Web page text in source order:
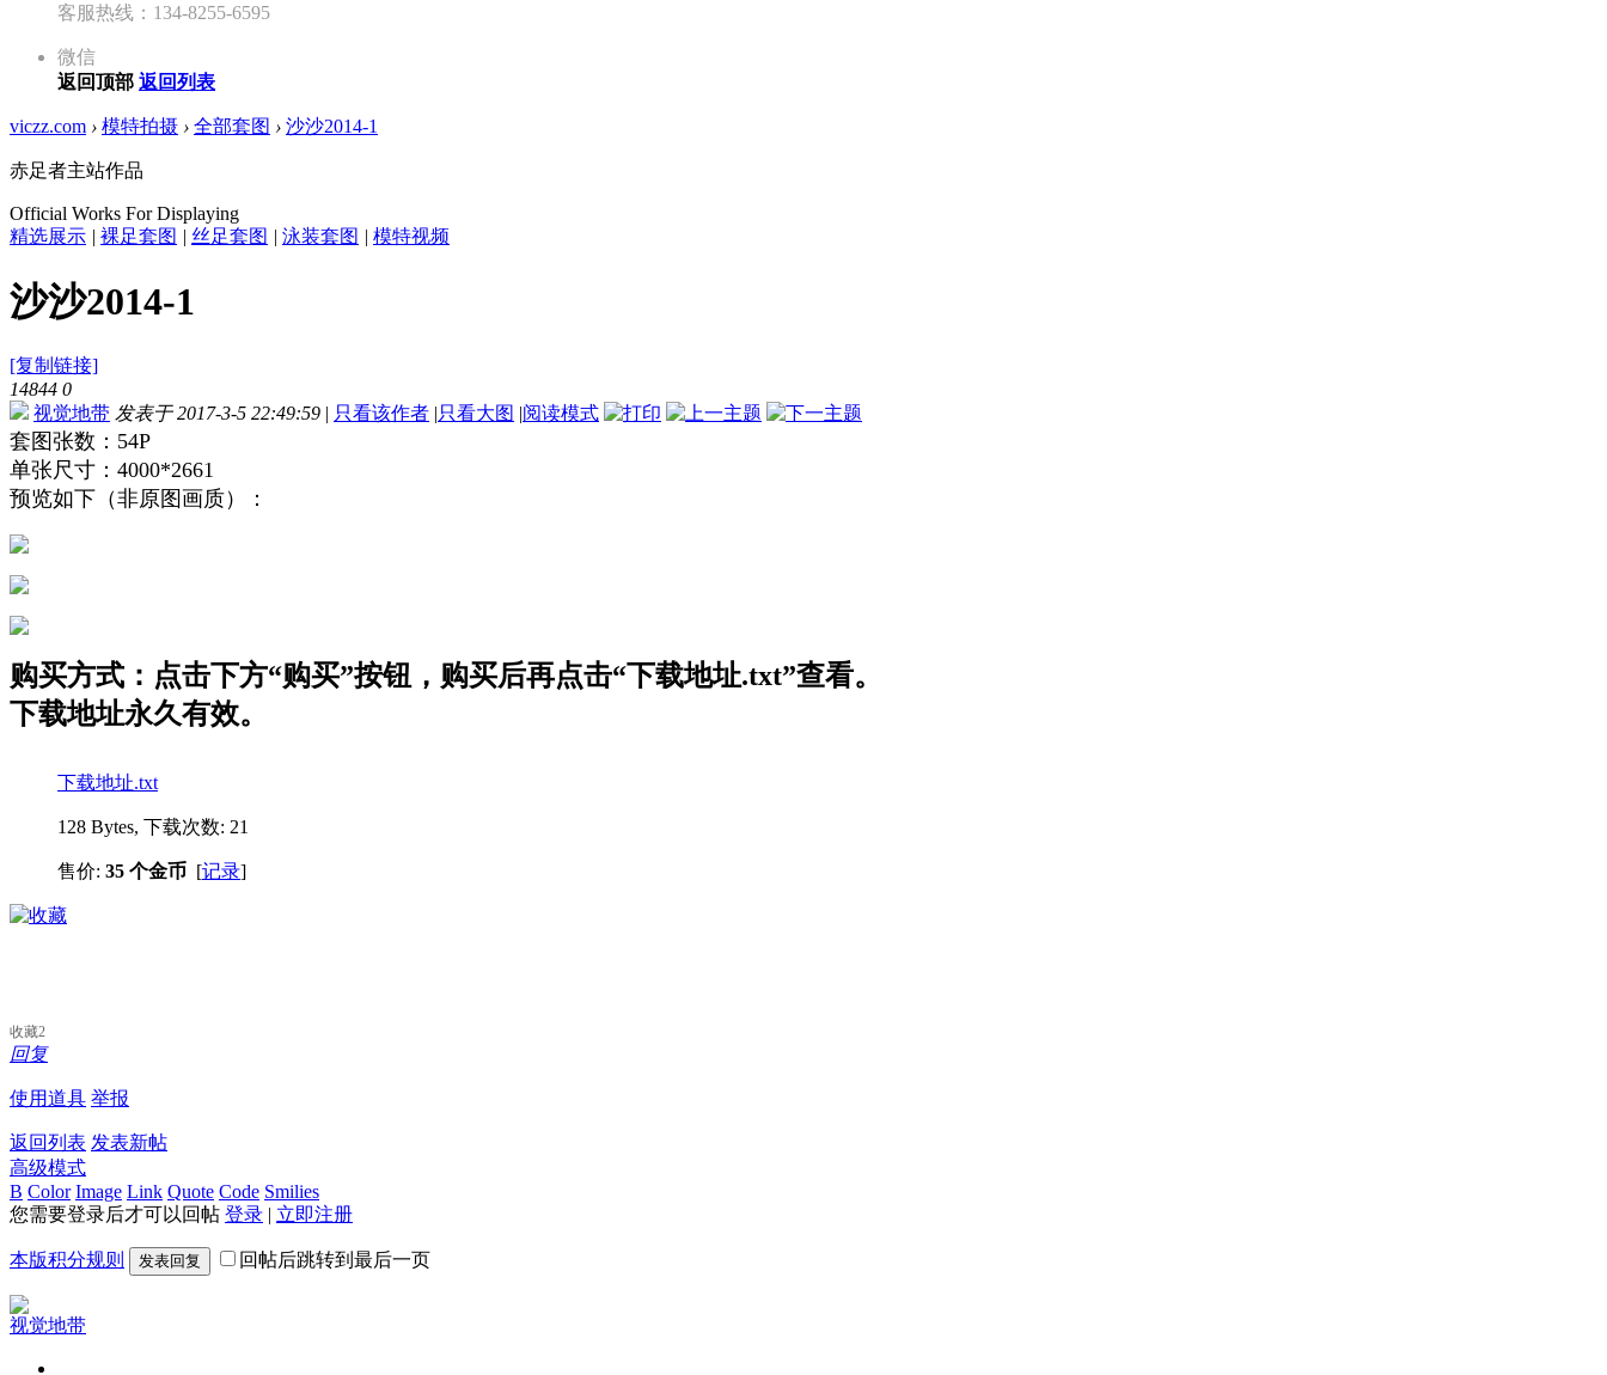
客服热线：134-8255-6595
微信
返回顶部 返回列表
viczz.com › 模特拍摄 › 全部套图 › 沙沙2014-1
赤足者主站作品
Official Works For Displaying
精选展示 | 裸足套图 | 丝足套图 | 泳装套图 | 模特视频
沙沙2014-1
[复制链接]
14844 0
视觉地带 发表于 2017-3-5 22:49:59 | 只看该作者 |只看大图 |阅读模式
套图张数：54P
单张尺寸：4000*2661
预览如下（非原图画质）：
购买方式：点击下方“购买”按钮，购买后再点击“下载地址.txt”查看。
下载地址永久有效。
下载地址.txt
128 Bytes, 下载次数: 21
售价: 35 个金币 [记录]
收藏2
回复
使用道具 举报
返回列表 发表新帖
高级模式
B Color Image Link Quote Code Smilies
您需要登录后才可以回帖 登录 | 立即注册
本版积分规则 发表回复 回帖后跳转到最后一页
视觉地带